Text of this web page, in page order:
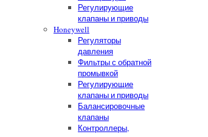
Регулирующие
клапаны и приводы
Honeywell
Регуляторы
давления
Фильтры с обратной
промывкой
Регулирующие
клапаны и приводы
Балансировочные
клапаны
Контроллеры,